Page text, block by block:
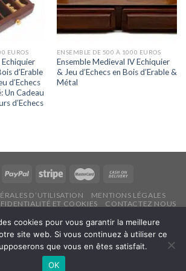
EUROS
Echiquier
d’Erable
d’Echecs
Un Cadeau
d’Echecs
ENSEMBLE DE 500 À 1000 EUROS
Ensemble Medieval IV Echiquier
& Jeu d’Echecs en Bois d’Erable &
Métal
D’UTILISATION
MENTIONS LÉGALES
ET COOKIES
CONTACTEZ NOUS
2026 ©Echecsonline.net
Français
cookies pour vous garantir la meilleure
site web. Si vous continuez à utiliser ce
que vous en êtes satisfait.
OK